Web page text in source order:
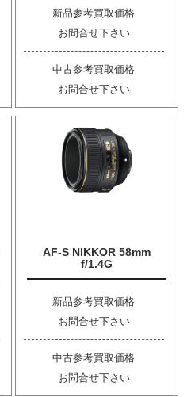
新品参考買取価格
お問合せ下さい
中古参考買取価格
お問合せ下さい
AF-S NIKKOR 58mm
f/1.4G
新品参考買取価格
お問合せ下さい
中古参考買取価格
お問合せ下さい